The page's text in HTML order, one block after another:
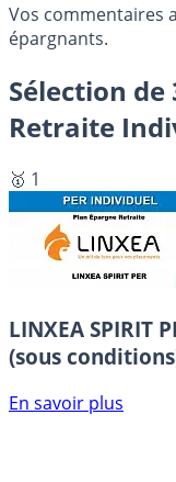
Vos commentaires
épargnants.
Sélection de
Retraite
🥇 1
LINXEA SPIRIT
(sous
En savoir plus